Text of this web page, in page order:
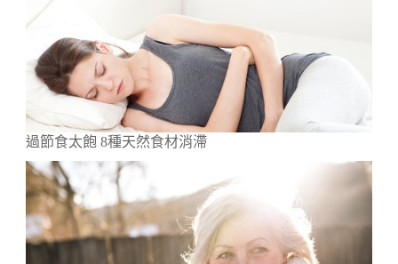
過節食太飽 8種天然食材消滯